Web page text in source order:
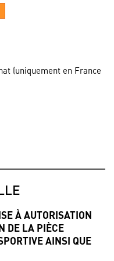
(uniquement en France
À AUTORISATION
DE LA PIÈCE
AINSI QUE